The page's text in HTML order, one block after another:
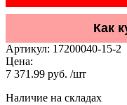
Как
Артикул: 17200040-15-2
Цена:
7 371.99 руб. /шт
Наличие на складах